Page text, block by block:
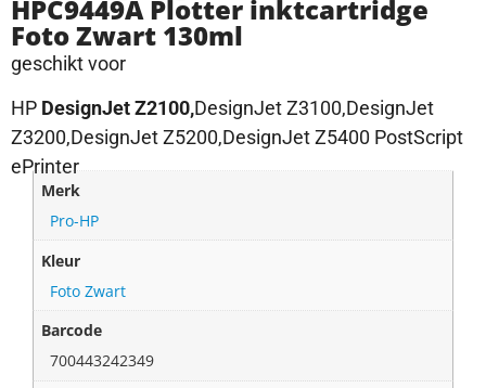
HPC9449A Plotter inktcartridge
Foto Zwart 130ml
geschikt voor
HP DesignJet Z2100,DesignJet Z3100,DesignJet
Z3200,DesignJet Z5200,DesignJet Z5400 PostScript
ePrinter
Merk
Pro-HP
Kleur
Foto Zwart
Barcode
700443242349